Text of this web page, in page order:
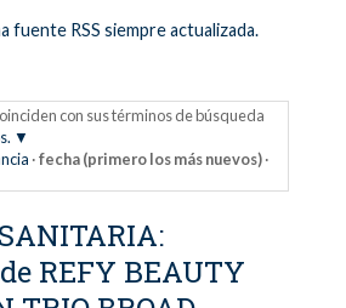
fuente RSS siempre actualizada.
con sus términos de búsqueda
·fecha (primero los más nuevos) ·
REFY BEAUTY